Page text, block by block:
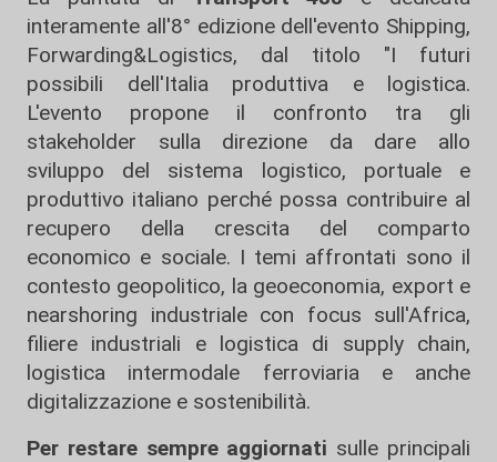
interamente all'8° edizione dell'evento Shipping,
Forwarding&Logistics, dal titolo "I futuri
possibili dell'Italia produttiva e logistica.
L'evento propone il confronto tra gli
stakeholder sulla direzione da dare allo
sviluppo del sistema logistico, portuale e
produttivo italiano perché possa contribuire al
recupero della crescita del comparto
economico e sociale. I temi affrontati sono il
contesto geopolitico, la geoeconomia, export e
nearshoring industriale con focus sull'Africa,
filiere industriali e logistica di supply chain,
logistica intermodale ferroviaria e anche
digitalizzazione e sostenibilità.
Per restare sempre aggiornati sulle principali